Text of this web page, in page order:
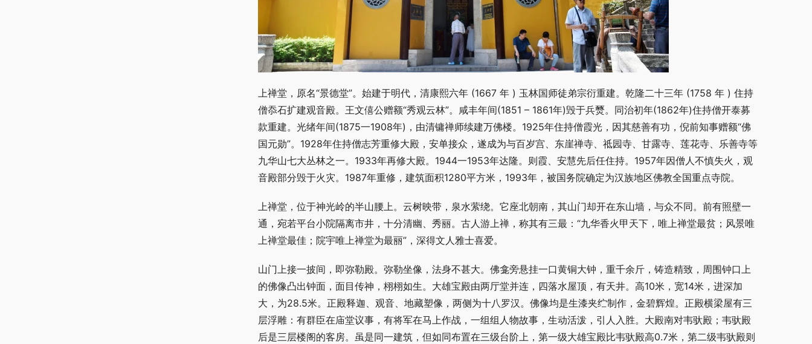
上禅堂，原名“景德堂”。始建于明代，清康熙六年 (1667 年 ) 玉林国师徒弟宗衍重建。乾隆二十三年 (1758 年 ) 住持
僧忝石扩建观音殿。王文僖公赠额“秀观云林”。咸丰年间(1851 – 1861年)毁于兵燹。同治初年(1862年)住持僧开泰募
款重建。光绪年间(1875一1908年)，由清镛禅师续建万佛楼。1925年住持僧霞光，因其慈善有功，倪前知事赠额“佛
国元勋”。1928年住持僧志芳重修大殿，安单接众，遂成为与百岁宫、东崖禅寺、祗园寺、甘露寺、莲花寺、乐善寺等
九华山七大丛林之一。1933年再修大殿。1944一1953年达隆。则霞、安慧先后任住持。1957年因僧人不慎失火，观
音殿部分毁于火灾。1987年重修，建筑面积1280平方米，1993年，被国务院确定为汉族地区佛教全国重点寺院。
上禅堂，位于神光岭的半山腰上。云树映带，泉水萦绕。它座北朝南，其山门却开在东山墙，与众不同。前有照壁一
通，宛若平台小院隔离市井，十分清幽、秀丽。古人游上禅，称其有三最：“九华香火甲天下，唯上禅堂最贫；风景唯
上禅堂最佳；院宇唯上禅堂为最丽”，深得文人雅士喜爱。
山门上接一披间，即弥勒殿。弥勒坐像，法身不甚大。佛龛旁悬挂一口黄铜大钟，重千余斤，铸造精致，周围钟口上
的佛像凸出钟面，面目传神，栩栩如生。大雄宝殿由两厅堂并连，四落水屋顶，有天井。高10米，宽14米，进深加
大，为28.5米。正殿释迦、观音、地藏塑像，两侧为十八罗汉。佛像均是生漆夹纻制作，金碧辉煌。正殿横梁屋有三
层浮雕：有群臣在庙堂议事，有将军在马上作战，一组组人物故事，生动活泼，引人入胜。大殿南对韦驮殿；韦驮殿
后是三层楼阁的客房。虽是同一建筑，但如同布置在三级台阶上，第一级大雄宝殿比韦驮殿高0.7米，第二级韦驮殿则